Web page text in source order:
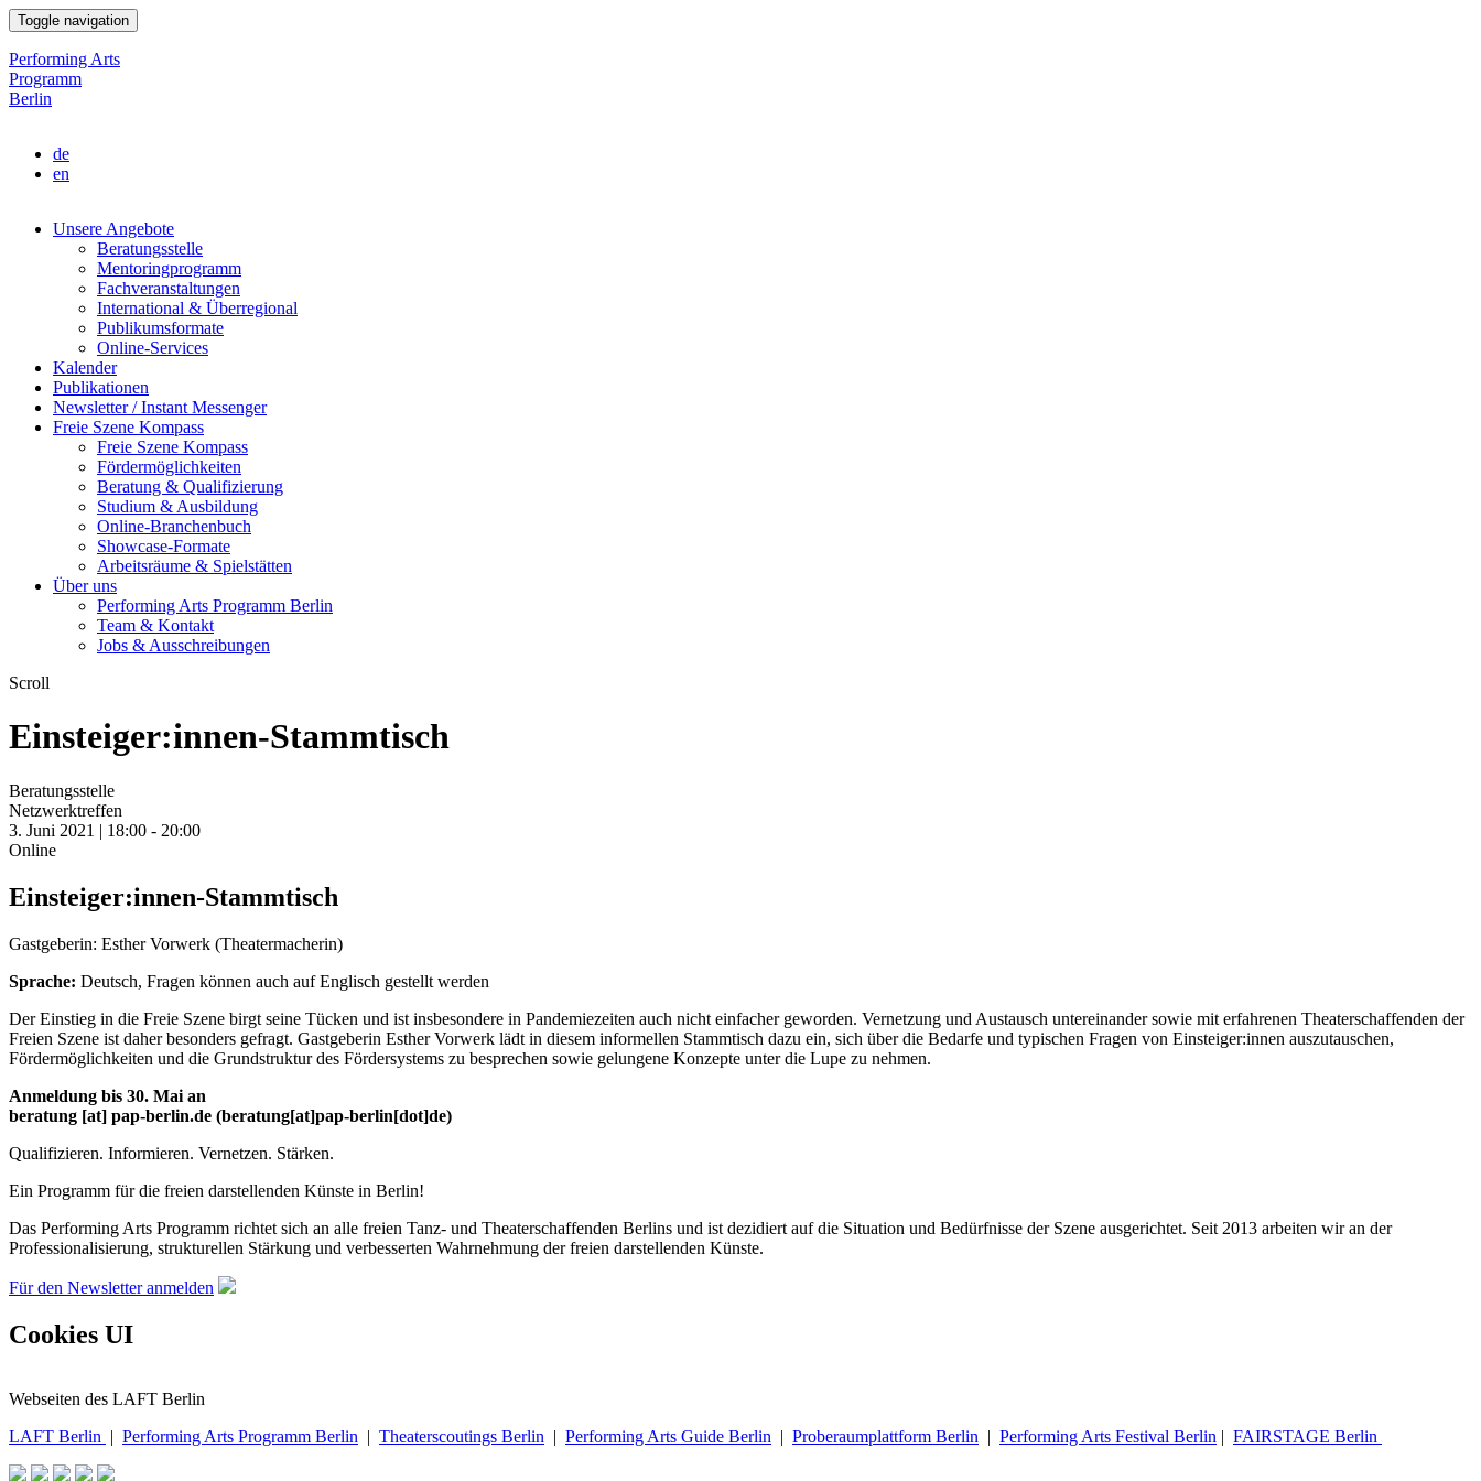
Direkt
zum
Inhalt
Toggle navigation
Performing Arts
Programm
Berlin
de
en
navigation
Unsere Angebote
Beratungsstelle
Mentoringprogramm
Fachveranstaltungen
International & Überregional
Publikumsformate
Online-Services
Kalender
Publikationen
Newsletter / Instant Messenger
Freie Szene Kompass
Freie Szene Kompass
Fördermöglichkeiten
Beratung & Qualifizierung
Studium & Ausbildung
Online-Branchenbuch
Showcase-Formate
Arbeitsräume & Spielstätten
Über uns
Performing Arts Programm Berlin
Team & Kontakt
Jobs & Ausschreibungen
Scroll
Einsteiger:innen-Stammtisch
Beratungsstelle
Netzwerktreffen
3. Juni 2021 | 18:00 - 20:00
Online
Einsteiger:innen-Stammtisch
Gastgeberin: Esther Vorwerk (Theatermacherin)
Sprache: Deutsch, Fragen können auch auf Englisch gestellt werden
Der Einstieg in die Freie Szene birgt seine Tücken und ist insbesondere in Pandemiezeiten auch nicht einfacher geworden. Vernetzung und Austausch untereinander sowie mit erfahrenen Theaterschaffenden der
Freien Szene ist daher besonders gefragt. Gastgeberin Esther Vorwerk lädt in diesem informellen Stammtisch dazu ein, sich über die Bedarfe und typischen Fragen von Einsteiger:innen auszutauschen,
Fördermöglichkeiten und die Grundstruktur des Fördersystems zu besprechen sowie gelungene Konzepte unter die Lupe zu nehmen.
Anmeldung bis 30. Mai an
beratung [at] pap-berlin.de (beratung[at]pap-berlin[dot]de)
Qualifizieren. Informieren. Vernetzen. Stärken.
Ein Programm für die freien darstellenden Künste in Berlin!
Das Performing Arts Programm richtet sich an alle freien Tanz- und Theaterschaffenden Berlins und ist dezidiert auf die Situation und Bedürfnisse der Szene ausgerichtet. Seit 2013 arbeiten wir an der
Professionalisierung, strukturellen Stärkung und verbesserten Wahrnehmung der freien darstellenden Künste.
Für den Newsletter anmelden
Cookies UI
Webseiten des LAFT Berlin
LAFT Berlin | Performing Arts Programm Berlin | Theaterscoutings Berlin | Performing Arts Guide Berlin | Proberaumplattform Berlin | Performing Arts Festival Berlin | FAIRSTAGE Berlin